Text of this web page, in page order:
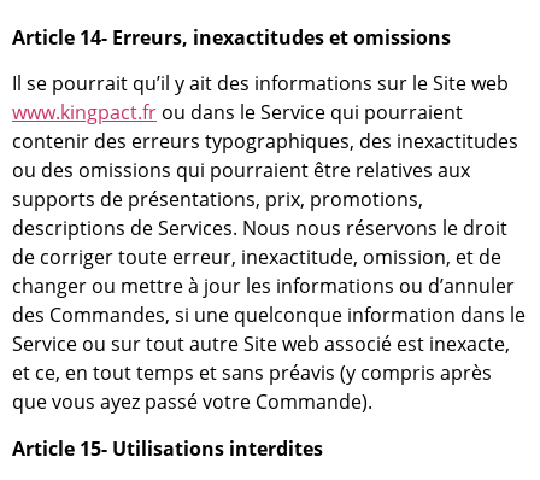
Article 14- Erreurs, inexactitudes et omissions
Il se pourrait qu’il y ait des informations sur le Site web
www.kingpact.fr ou dans le Service qui pourraient
contenir des erreurs typographiques, des inexactitudes
ou des omissions qui pourraient être relatives aux
supports de présentations, prix, promotions,
descriptions de Services. Nous nous réservons le droit
de corriger toute erreur, inexactitude, omission, et de
changer ou mettre à jour les informations ou d’annuler
des Commandes, si une quelconque information dans le
Service ou sur tout autre Site web associé est inexacte,
et ce, en tout temps et sans préavis (y compris après
que vous ayez passé votre Commande).
Article 15- Utilisations interdites